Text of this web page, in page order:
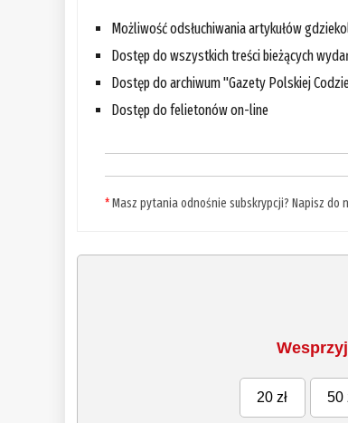
Możliwość odsłuchiwania artykułów
Dostęp do wszystkich treści bieżących
Dostęp do archiwum "Gazety Polskiej
Dostęp do felietonów on-line
*Masz pytania odnośnie subskrypcji? Napisz do
20 zł 50